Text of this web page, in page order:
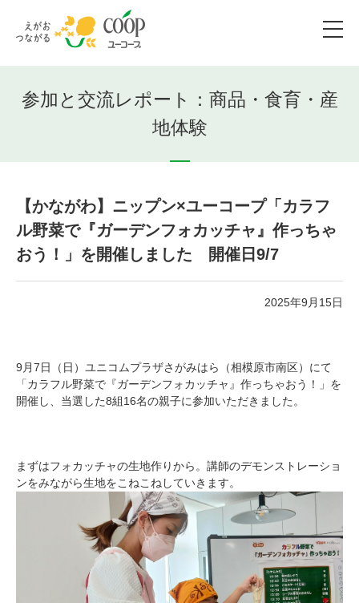
参加と交流レポート：商品・食育・産
地体験
【かながわ】ニップン×ユーコープ「カラフ
ル野菜で『ガーデンフォカッチャ』作っちゃ
おう！」を開催しました 開催日9/7
2025年9月15日
9月7日（日）ユニコムプラザさがみはら（相模原市南区）にて
「カラフル野菜で『ガーデンフォカッチャ』作っちゃおう！」を
開催し、当選した8組16名の親子に参加いただきました。
まずはフォカッチャの生地作りから。講師のデモンストレーショ
ンをみながら生地をこねこねしていきます。